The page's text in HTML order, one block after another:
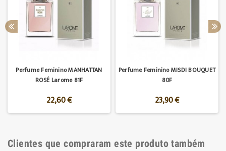
Perfume Feminino MANHATTAN
ROSÉ Larome 81F
22,60 €
Perfume Feminino MISDI BOUQUET
80F
23,90 €
Clientes que compraram este produto também